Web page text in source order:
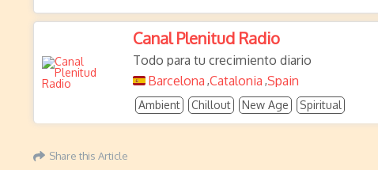
Canal Plenitud Radio
Todo para tu crecimiento diario
Barcelona ,Catalonia ,Spain
Ambient Chillout New Age Spiritual
Share this Article